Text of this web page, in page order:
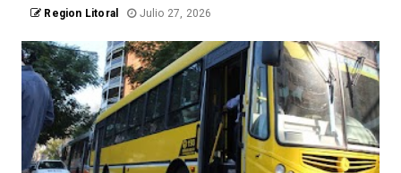
Region Litoral Julio 27, 2026